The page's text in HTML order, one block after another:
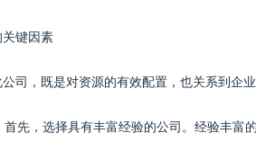
关键因素
司，既是对资源的有效配置，也关系到企
首先，选择具有丰富经验的公司。经验丰